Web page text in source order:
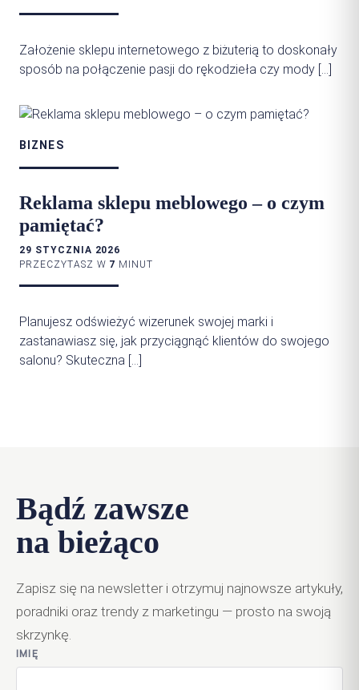
Założenie sklepu internetowego z biżuterią to doskonały
sposób na połączenie pasji do rękodzieła czy mody […]
BIZNES
Reklama sklepu meblowego – o czym
pamiętać?
29 STYCZNIA 2026
PRZECZYTASZ W 7 MINUT
Planujesz odświeżyć wizerunek swojej marki i
zastanawiasz się, jak przyciągnąć klientów do swojego
salonu? Skuteczna […]
Bądź zawsze
na bieżąco
Zapisz się na newsletter i otrzymuj najnowsze artykuły,
poradniki oraz trendy z marketingu — prosto na swoją
skrzynkę.
IMIĘ